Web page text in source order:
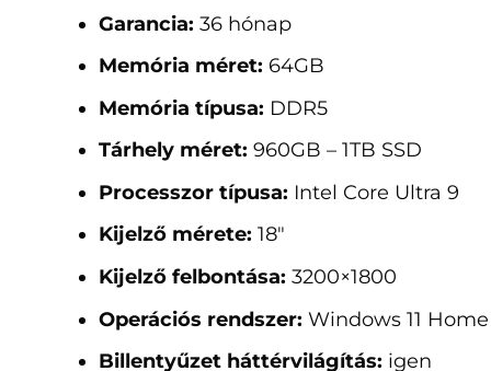
Garancia: 36 hónap
Memória méret: 64GB
Memória típusa: DDR5
Tárhely méret: 960GB – 1TB SSD
Processzor típusa: Intel Core Ultra 9
Kijelző mérete: 18"
Kijelző felbontása: 3200×1800
Operációs rendszer: Windows 11 Home
Billentyűzet háttérvilágítás: igen